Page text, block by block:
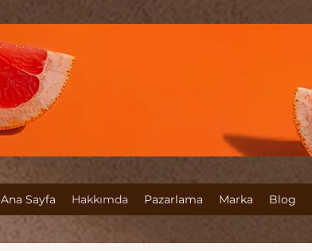
Ana Sayfa Hakkımda Pazarlama Marka Blog